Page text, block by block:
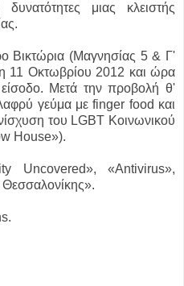
δυνατότητες μιας κλειστής
Βικτώρια (Μαγνησίας 5 & Γ'
11 Οκτωβρίου 2012 και ώρα
Μετά την προβολή θ'
γεύμα με finger food και
του LGBT Κοινωνικού
House»).
Uncovered», «Antivirus»,